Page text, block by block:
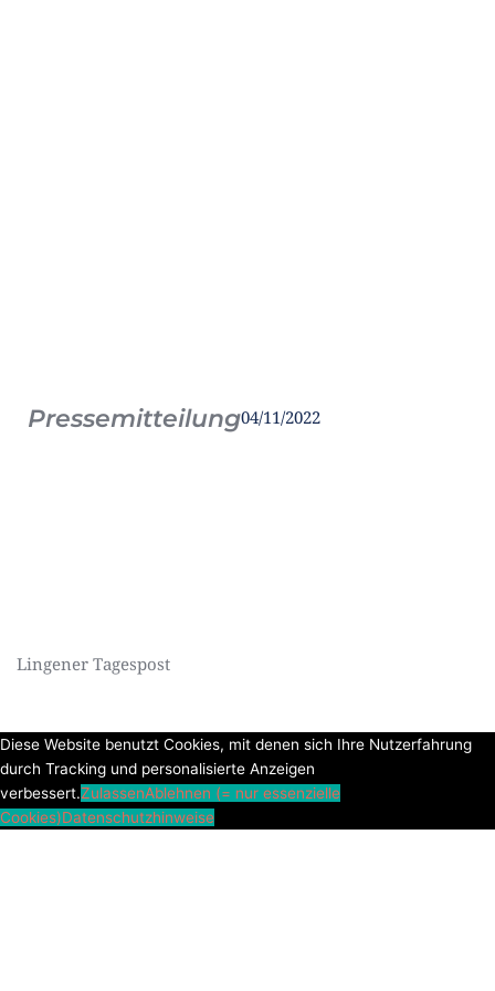
Pressemitteilung04/11/2022
Lingener Tagespost
Diese Website benutzt Cookies, mit denen sich Ihre Nutzerfahrung
durch Tracking und personalisierte Anzeigen
verbessert.ZulassenAblehnen (= nur essenzielle
Cookies)Datenschutzhinweise